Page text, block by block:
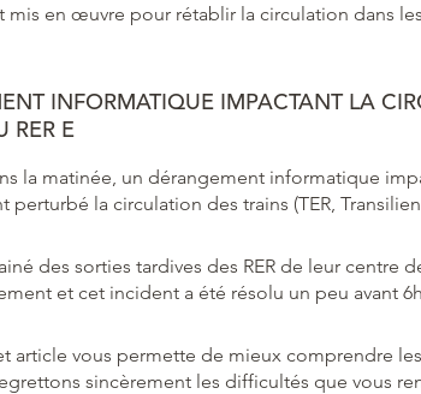
en œuvre pour rétablir la circulation dans
INFORMATIQUE IMPACTANT LA
RER E
la matinée, un dérangement informatique
perturbé la circulation des trains (TER,
des sorties tardives des RER de leur centre
et cet incident a été résolu un peu avant
article vous permette de mieux comprendre
sincèrement les difficultés que vous